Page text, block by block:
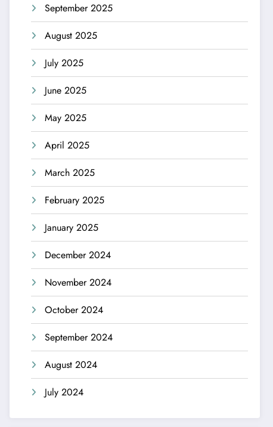
September 2025
August 2025
July 2025
June 2025
May 2025
April 2025
March 2025
February 2025
January 2025
December 2024
November 2024
October 2024
September 2024
August 2024
July 2024